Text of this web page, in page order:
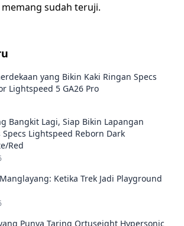
sudah teruji.
yang Bikin Kaki Ringan Specs
Lightspeed 5 GA26 Pro
Bangkit Lagi, Siap Bikin Lapangan
Specs Lightspeed Reborn Dark
Red
Ketika Trek Jadi Playground
Punya Taring Ortuseight Hypersonic